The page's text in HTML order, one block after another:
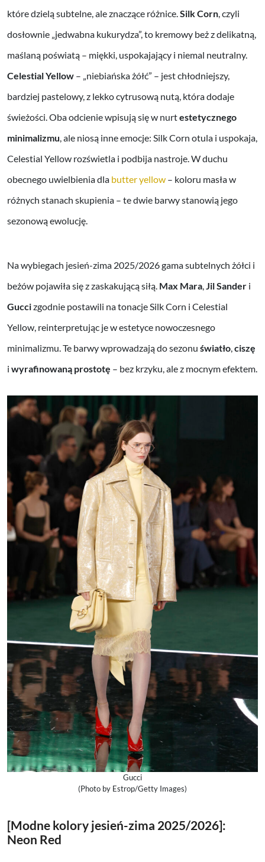
które dzielą subtelne, ale znaczące różnice.Silk Corn, czyli
dosłownie „jedwabna kukurydza”, to kremowy beż z delikatną,
maślaną poświatą – miękki, uspokajający i niemal neutralny.
Celestial Yellow – „niebiańska żółć” – jest chłodniejszy,
bardziej pastelowy, z lekko cytrusową nutą, która dodaje
świeżości. Oba odcienie wpisują się w nurtestetycznego
minimalizmu, ale niosą inne emocje: Silk Corn otula i uspokaja,
Celestial Yellow rozświetla i podbija nastroje. W duchu
obecnego uwielbienia dla butter yellow – koloru masła w
różnych stanach skupienia – te dwie barwy stanowią jego
sezonową ewolucję.
Na wybiegach jesień-zima 2025/2026 gama subtelnych żółci i
beżów pojawiła się z zaskakującą siłą. Max Mara,Jil Sander i
Guccizgodnie postawili na tonacje Silk Corn i Celestial
Yellow, reinterpretując je w estetyce nowoczesnego
minimalizmu. Te barwy wprowadzają do sezonu światło,ciszę
i wyrafinowaną prostotę – bez krzyku, ale z mocnym efektem.
Gucci
(Photo by Estrop/Getty Images)
[Modne kolory jesień-zima 2025/2026]:
Neon Red